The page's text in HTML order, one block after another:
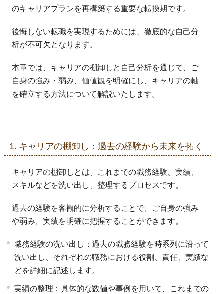
のキャリアプランを再構築する重要な転換期です。
後悔しない転職を実現するためには、徹底的な自己分
析が不可欠となります。
本章では、キャリアの棚卸しと自己分析を通じて、ご
自身の強み・弱み、価値観を明確にし、キャリアの軸
を確立する方法について解説いたします。
1. キャリアの棚卸し：過去の経験から未来を拓く
キャリアの棚卸しとは、これまでの職務経験、実績、
スキルなどを洗い出し、整理するプロセスです。
過去の経験を客観的に分析することで、ご自身の強み
や弱み、実績を明確に把握することができます。
職務経験の洗い出し：過去の職務経験を時系列に沿って
洗い出し、それぞれの職務における役割、責任、実績な
どを詳細に記述します。
実績の整理：具体的な数値や事例を用いて、これまでの